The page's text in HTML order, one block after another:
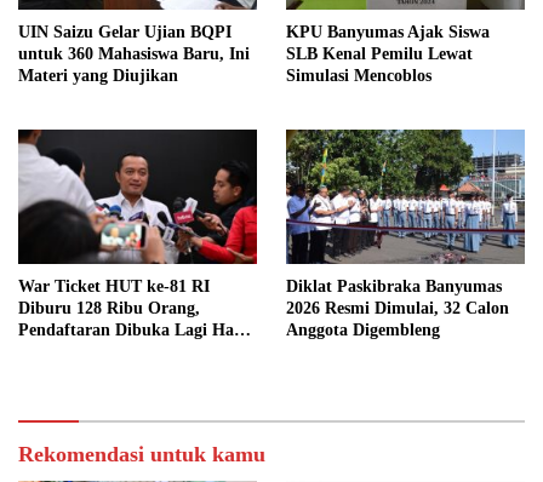
UIN Saizu Gelar Ujian BQPI
untuk 360 Mahasiswa Baru, Ini
Materi yang Diujikan
KPU Banyumas Ajak Siswa
SLB Kenal Pemilu Lewat
Simulasi Mencoblos
War Ticket HUT ke-81 RI
Diburu 128 Ribu Orang,
Pendaftaran Dibuka Lagi Hari
Diklat Paskibraka Banyumas
2026 Resmi Dimulai, 32 Calon
Anggota Digembleng
Rekomendasi untuk kamu